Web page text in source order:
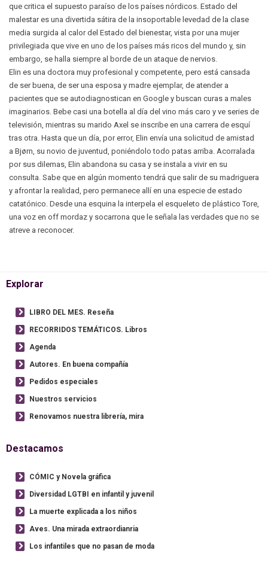
que critica el supuesto paraíso de los países nórdicos. Estado del
malestar es una divertida sátira de la insoportable levedad de la clase
media surgida al calor del Estado del bienestar, vista por una mujer
privilegiada que vive en uno de los países más ricos del mundo y, sin
embargo, se halla siempre al borde de un ataque de nervios.
Elin es una doctora muy profesional y competente, pero está cansada
de ser buena, de ser una esposa y madre ejemplar, de atender a
pacientes que se autodiagnostican en Google y buscan curas a males
imaginarios. Bebe casi una botella al día del vino más caro y ve series de
televisión, mientras su marido Axel se inscribe en una carrera de esquí
tras otra. Hasta que un día, por error, Elin envía una solicitud de amistad
a Bjørn, su novio de juventud, poniéndolo todo patas arriba. Acorralada
por sus dilemas, Elin abandona su casa y se instala a vivir en su
consulta. Sabe que en algún momento tendrá que salir de su madriguera
y afrontar la realidad, pero permanece allí en una especie de estado
catatónico. Desde una esquina la interpela el esqueleto de plástico Tore,
una voz en off mordaz y socarrona que le señala las verdades que no se
atreve a reconocer.
Explorar
LIBRO DEL MES. Reseña
RECORRIDOS TEMÁTICOS. Libros
Agenda
Autores. En buena compañía
Pedidos especiales
Nuestros servicios
Renovamos nuestra librería, mira
Destacamos
CÓMIC y Novela gráfica
Diversidad LGTBI en infantil y juvenil
La muerte explicada a los niños
Aves. Una mirada extraordianria
Los infantiles que no pasan de moda